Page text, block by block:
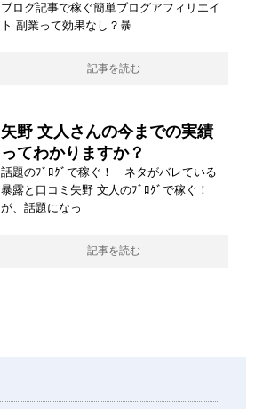
ブログ記事で稼ぐ簡単ブログアフィリエイ
ト 副業って効果なし？暴
記事を読む
矢野 文人さんの今までの実績
ってわかりますか？
話題のﾌﾞﾛｸﾞで稼ぐ！ ネタがバレている
暴露と口コミ矢野 文人のﾌﾞﾛｸﾞで稼ぐ！
が、話題になっ
記事を読む